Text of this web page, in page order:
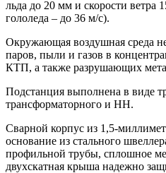
льда до 20 мм и скорости ветра
гололеда – до 36 м/с).
Окружающая воздушная среда
паров, пыли и газов в
КТП, а также разрушающих
Подстанция выполнена в виде
трансформаторного и НН.
Сварной корпус из 1,5-
основание из стального
профильной трубы, сплошное
двухскатная крыша надежно